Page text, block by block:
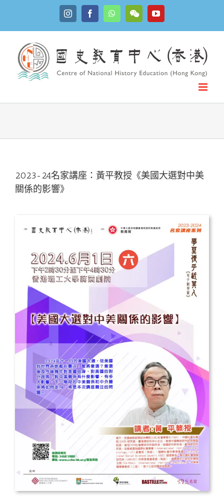
InstagramFacebookWhatsApp
WeChat
YouTube
2023-24名家講座：黃平教授《美國大選對中美
關係的影響》